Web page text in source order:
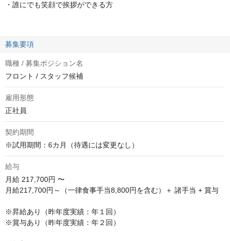
・誰にでも笑顔で挨拶ができる方
募集要項
職種 / 募集ポジション名
フロント / スタッフ候補
雇用形態
正社員
契約期間
※試用期間：6カ月（待遇には変更なし）
給与
月給 217,700円 〜
月給217,700円～（一律食事手当8,800円を含む）＋ 諸手当 + 賞与
※昇給あり（昨年度実績：年１回）
※賞与あり（昨年度実績：年２回）